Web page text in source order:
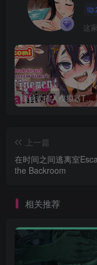
这
螺丝式插入模拟器TMA02
上一篇
在时间之间逃离室
the Backroom
相关推荐